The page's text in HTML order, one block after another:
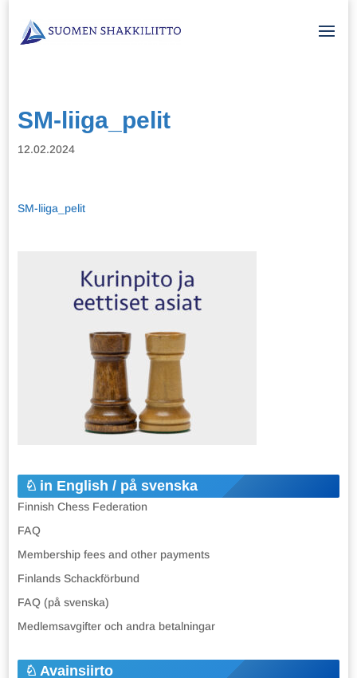
SM-liiga_pelit
12.02.2024
SM-liiga_pelit
in English / på svenska
Finnish Chess Federation
FAQ
Membership fees and other payments
Finlands Schackförbund
FAQ (på svenska)
Medlemsavgifter och andra betalningar
Avainsiirto